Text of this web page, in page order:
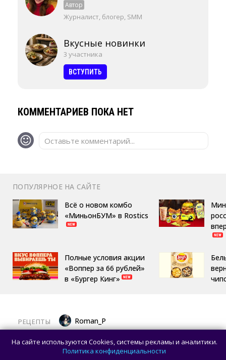
Автор
Журналист, блогер, SMM
Вкусные новинки
3 участника
ВСТУПИТЬ
КОММЕНТАРИЕВ ПОКА НЕТ
Оставьте комментарий...
ПОПУЛЯРНОЕ НА САЙТЕ
Всё о новом комбо
«МиньонБУМ» в Rostics
Полные условия акции
«Воппер за 66 рублей»
в «Бургер Кинг»
РЕЦЕПТЫ Roman_P
Готовим баклажаны с помидорами
и сыром в духовке
На сайте используются Cookies, системы рекламы и аналитики.
Политика конфиденциальности